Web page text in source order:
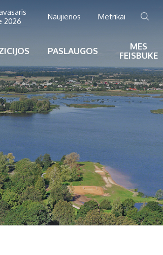
2026
Naujienos Metrikai
PASLAUGOS
MES
FEISBUKE